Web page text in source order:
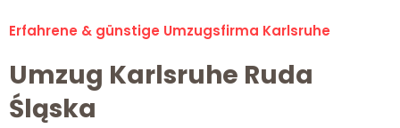
Erfahrene & günstige Umzugsfirma Karlsruhe
Umzug Karlsruhe Ruda
Śląska